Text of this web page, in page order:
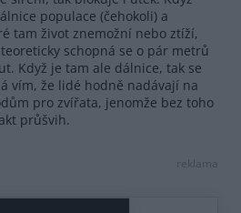
populace (čehokoli) a
tam život znemožní nebo ztíží,
schopná se o pár metrů
Když je tam ale dálnice, tak se
vím, že lidé hodně nadávají na
pro zvířata, jenomže bez toho
průšvih.
reklama